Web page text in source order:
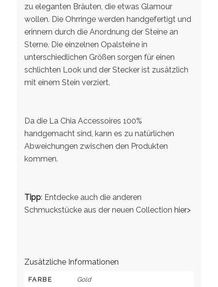
zu eleganten Bräuten, die etwas Glamour
wollen. Die Ohrringe werden handgefertigt und
erinnern durch die Anordnung der Steine an
Sterne. Die einzelnen Opalsteine in
unterschiedlichen Größen sorgen für einen
schlichten Look und der Stecker ist zusätzlich
mit einem Stein verziert.
Da die La Chia Accessoires 100%
handgemacht sind, kann es zu natürlichen
Abweichungen zwischen den Produkten
kommen.
Tipp: Entdecke auch die anderen
Schmuckstücke aus der neuen Collection hier>
Zusätzliche Informationen
FARBE Gold